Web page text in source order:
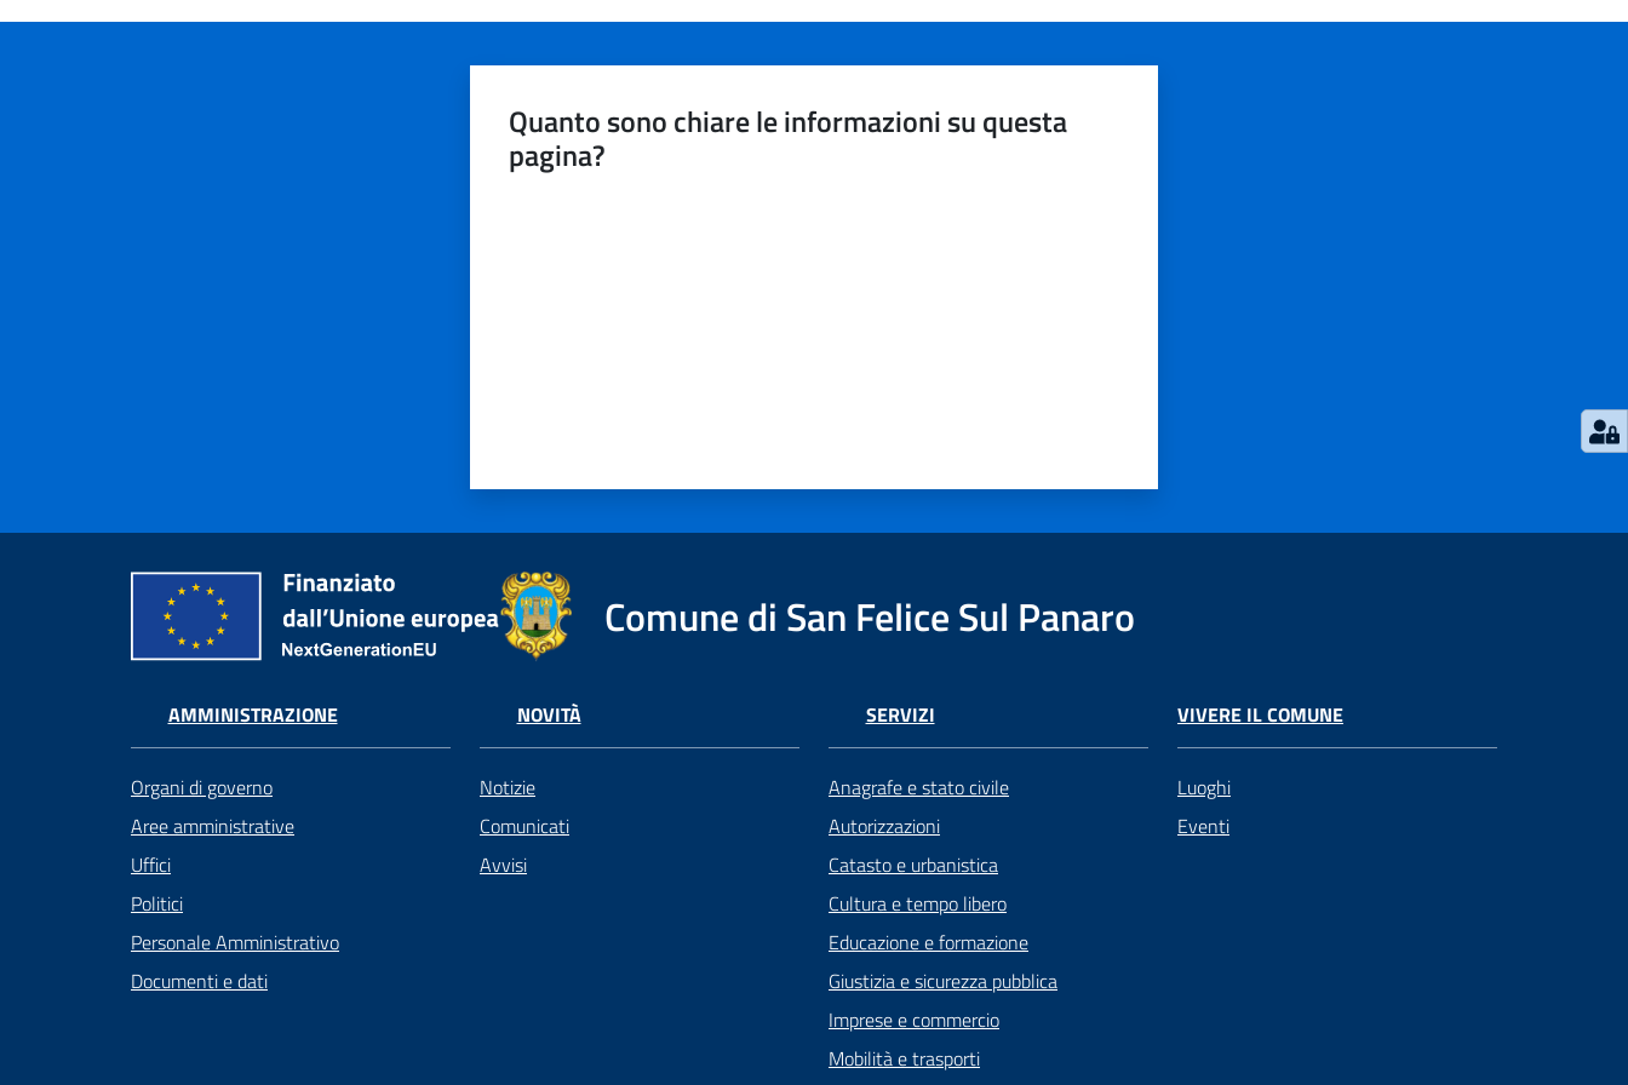
Quanto sono chiare le informazioni su questa
pagina?
Comune di San Felice Sul Panaro
AMMINISTRAZIONE
Organi di governo
Aree amministrative
Uffici
Politici
Personale Amministrativo
Documenti e dati
NOVITÀ
Notizie
Comunicati
Avvisi
SERVIZI
Anagrafe e stato civile
Autorizzazioni
Catasto e urbanistica
Cultura e tempo libero
Educazione e formazione
Giustizia e sicurezza pubblica
Imprese e commercio
Mobilità e trasporti
VIVERE IL COMUNE
Luoghi
Eventi